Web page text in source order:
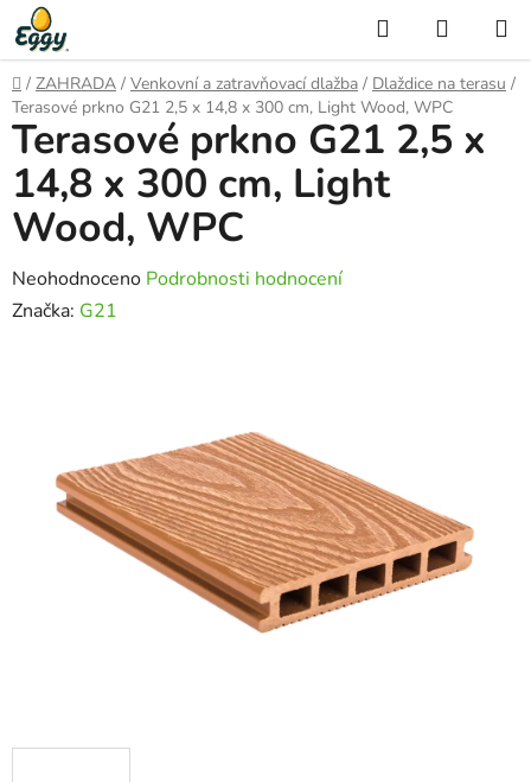
Přejít
na
obsah
Hledat
KOŠÍK
Domů
/ ZAHRADA / Venkovní a zatravňovací dlažba / Dlaždice na terasu /
Terasové prkno G21 2,5 x 14,8 x 300 cm, Light Wood, WPC
Terasové prkno G21 2,5 x
14,8 x 300 cm, Light
Wood, WPC
Průměrné
hodnocení
hvězdiček.
Neohodnoceno Podrobnosti hodnocení
Značka: G21